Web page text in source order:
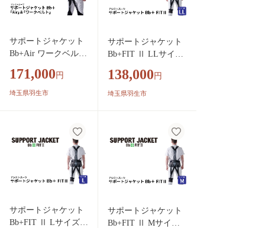
サポートジャケット
Bb+Air ワークベルト
兼用 フリーサイズ
サポート 介護 農業
ポート 株式会社サポ
ートジャケット 埼玉
171,000 円
埼玉県羽生市
サポートジャケット
Bb+FIT Ⅱ LLサイズ
兼用 サポート 介護
農業 家事 除雪 腰 体
ポートジャケット 埼
玉県 羽生市
138,000 円
埼玉県羽生市
サポートジャケット
Bb+FIT Ⅱ Lサイズ
サポートジャケット
Bb+FIT Ⅱ Mサイズ